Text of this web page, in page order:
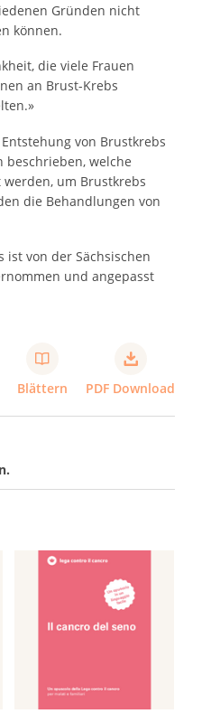
Gründen nicht
können.
die viele Frauen
an Brust-Krebs
von Brustkrebs
beschrieben, welche
um Brustkrebs
die Behandlungen von
ist von der Sächsischen
und angepasst
Blättern PDF Download